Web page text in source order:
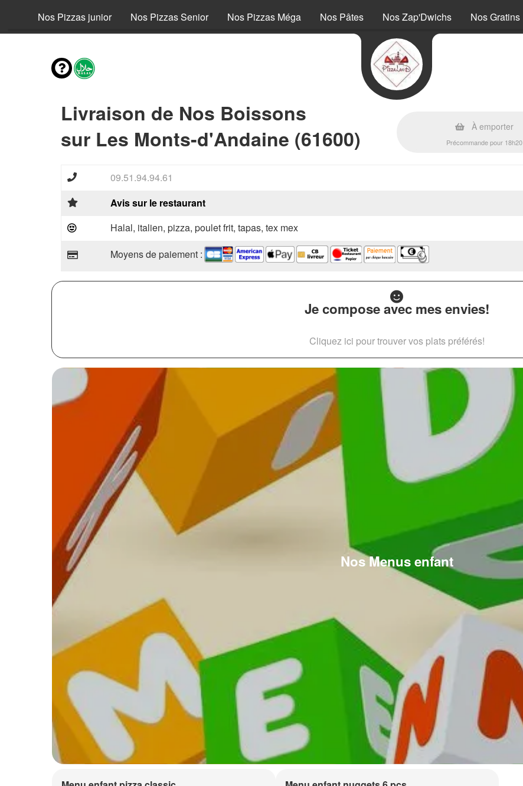
Nos Pizzas junior Nos Pizzas Senior Nos Pizzas Méga Nos Pâtes Nos Zap'Dwichs Nos Gratins
Livraison de Nos Boissons
sur Les Monts-d'Andaine (61600)
À emporter
Précommande pour 18h20
09.51.94.94.61
Avis sur le restaurant
Halal, italien, pizza, poulet frit, tapas, tex mex
Moyens de paiement :
Je compose avec mes envies!
Cliquez ici pour trouver vos plats préférés!
Nos Menus enfant